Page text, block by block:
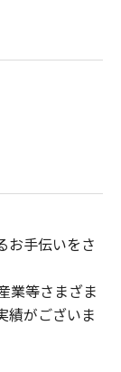
お手伝いをさ
業等さまざま
績がございま